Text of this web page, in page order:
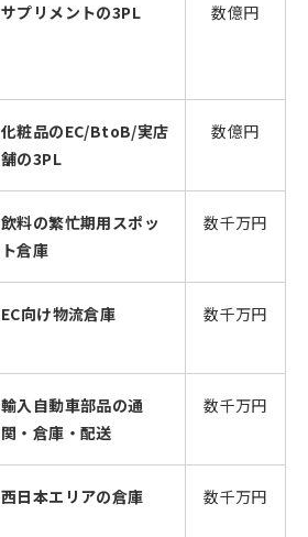
サプリメントの3PL 数億円
化粧品のEC/BtoB/実店
舗の3PL
数億円
飲料の繁忙期用スポッ
ト倉庫
数千万円
EC向け物流倉庫 数千万円
輸入自動車部品の通
関・倉庫・配送
数千万円
西日本エリアの倉庫 数千万円